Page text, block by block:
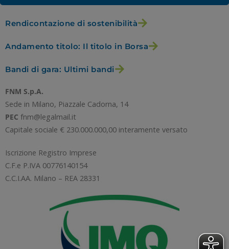
Rendicontazione di sostenibilità
Andamento titolo: Il titolo in Borsa
Bandi di gara: Ultimi bandi
FNM S.p.A.
Sede in Milano, Piazzale Cadorna, 14
PEC fnm@legalmail.it
Capitale sociale € 230.000.000,00 interamente versato
Iscrizione Registro Imprese
C.F.e P.IVA 00776140154
C.C.I.AA. Milano – REA 28331
Informativa sui dati personali e cookie
privacy
GESTISCI I TUOI COOKIES
ACCETTA